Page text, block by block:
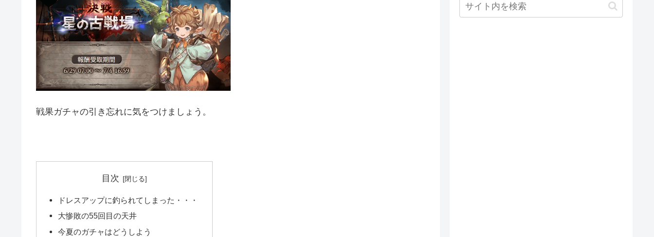
戦果ガチャの引き忘れに気をつけましょう。
目次
ドレスアップに釣られてしまった・・・
大惨敗の55回目の天井
今夏のガチャはどうしよう